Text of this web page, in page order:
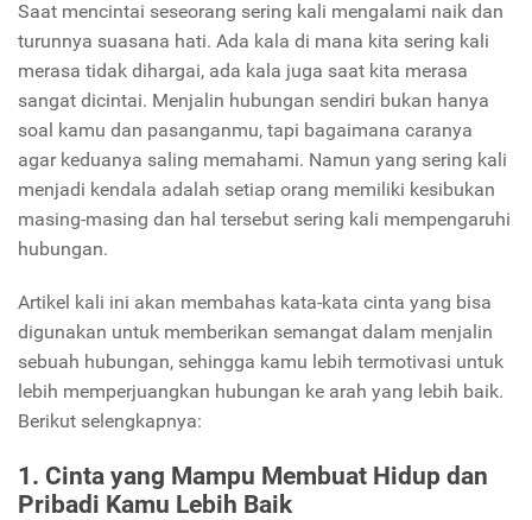
Saat mencintai seseorang sering kali mengalami naik dan
turunnya suasana hati. Ada kala di mana kita sering kali
merasa tidak dihargai, ada kala juga saat kita merasa
sangat dicintai. Menjalin hubungan sendiri bukan hanya
soal kamu dan pasanganmu, tapi bagaimana caranya
agar keduanya saling memahami. Namun yang sering kali
menjadi kendala adalah setiap orang memiliki kesibukan
masing-masing dan hal tersebut sering kali mempengaruhi
hubungan.
Artikel kali ini akan membahas kata-kata cinta yang bisa
digunakan untuk memberikan semangat dalam menjalin
sebuah hubungan, sehingga kamu lebih termotivasi untuk
lebih memperjuangkan hubungan ke arah yang lebih baik.
Berikut selengkapnya:
1. Cinta yang Mampu Membuat Hidup dan
Pribadi Kamu Lebih Baik